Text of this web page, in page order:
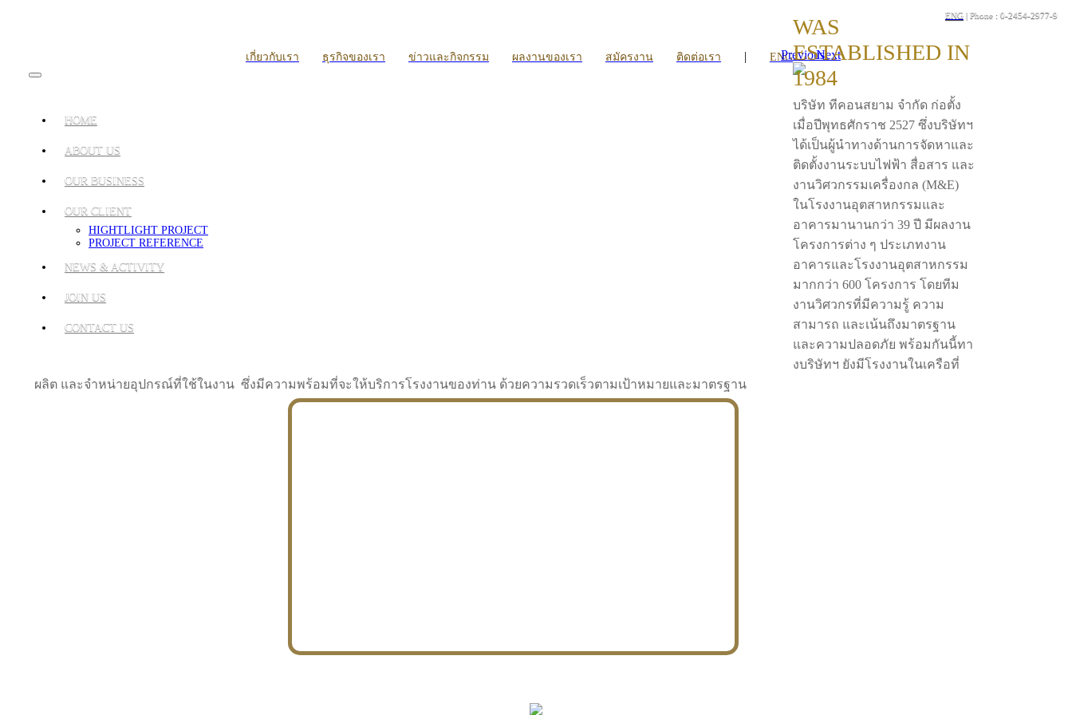
ENG | Phone : 0-2454-2977-9
เกี่ยวกับเรา ธุรกิจของเรา ข่าวและกิจกรรม ผลงานของเรา สมัครงาน ติดต่อเรา | ENG
HOME
ABOUT US
OUR BUSINESS
OUR CLIENT
HIGHTLIGHT PROJECT
PROJECT REFERENCE
NEWS & ACTIVITY
JOIN US
CONTACT US
PreviousNext
WAS
ESTABLISHED IN
1984
บริษัท ทีคอนสยาม จำกัด ก่อตั้ง
เมื่อปีพุทธศักราช 2527 ซึ่งบริษัทฯ
ได้เป็นผู้นำทางด้านการจัดหาและ
ติดตั้งงานระบบไฟฟ้า สื่อสาร และ
งานวิศวกรรมเครื่องกล (M&E)
ในโรงงานอุตสาหกรรมและ
อาคารมานานกว่า 39 ปี มีผลงาน
โครงการต่าง ๆ ประเภทงาน
อาคารและโรงงานอุตสาหกรรม
มากกว่า 600 โครงการ โดยทีม
งานวิศวกรที่มีความรู้ ความ
สามารถ และเน้นถึงมาตรฐาน
และความปลอดภัย พร้อมกันนี้ทา
งบริษัทฯ ยังมีโรงงานในเครือที่
ผลิต และจำหน่ายอุปกรณ์ที่ใช้ในงาน ซึ่งมีความพร้อมที่จะให้บริการโรงงานของท่าน ด้วยความรวดเร็วตามเป้าหมายและมาตรฐาน